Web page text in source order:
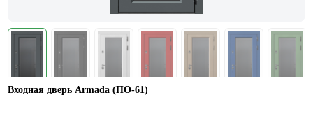
Входная дверь Armada (ПО-61)